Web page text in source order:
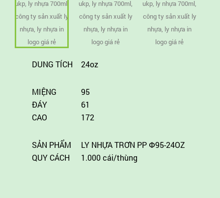
DUNG TÍCH 24oz
MIỆNG
95
ĐÁY
61
CAO
172
SẢN PHẨM
LY NHỰA TRƠN PP Փ95-24OZ
QUY CÁCH
1.000 cái/thùng